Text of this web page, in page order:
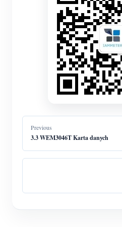
Previous
3.3 WEM3046T Karta danych